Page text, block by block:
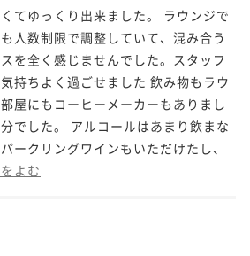
てゆっくり出来ました。 ラウンジで
人数制限で調整していて、混み合う
を全く感じませんでした。スタッフ
持ちよく過ごせました 飲み物もラウ
屋にもコーヒーメーカーもありまし
でした。 アルコールはあまり飲まな
ークリングワインもいただけたし、
よむ